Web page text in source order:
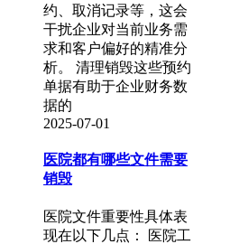
约、取消记录等，这会
干扰企业对当前业务需
求和客户偏好的精准分
析。 清理销毁这些预约
单据有助于企业财务数
据的
2025-07-01
医院都有哪些文件需要
销毁
医院文件重要性具体表
现在以下几点： 医院工